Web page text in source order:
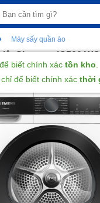
Máy sấy quần áo
Siemens iQ500
(Gửi đánh giá)